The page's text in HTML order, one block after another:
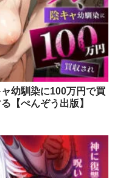
幼馴染に100万円で買
【ぺんぞう出版】